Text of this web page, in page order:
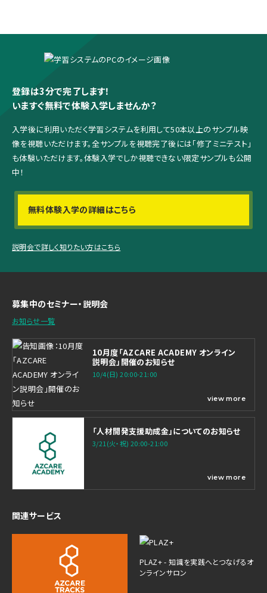
登録は3分で完了します！
いますぐ無料で体験入学しませんか？
入学後に利用いただく学習システムを利用して50本以上のサンプル映
像を視聴いただけます。全サンプルを視聴完了後には「修了ミニテスト」
も体験いただけます。体験入学でしか視聴できない限定サンプルも公開
中！
無料体験入学の詳細はこちら
説明会で詳しく知りたい方はこちら
募集中のセミナー・説明会
お知らせ一覧
10月度「AZCARE ACADEMY オンライン
説明会」開催のお知らせ
10/4(日) 20:00-21:00
view more
「人材開発支援助成金」についてのお知らせ
3/21(火・祝) 20:00-21:00
view more
関連サービス
PLAZ+ - 知識を実践へとつなげるオ
ンラインサロン